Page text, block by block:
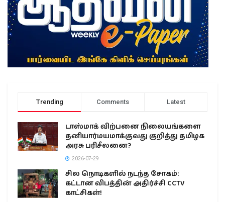
Trending Comments Latest
டாஸ்மாக் விற்பனை நிலையங்களை
தனியார்மயமாக்குவது குறித்து தமிழக
அரசு பரிசீலனை?
2026-07-29
சில நொடிகளில் நடந்த சோகம்:
கட்டான விபத்தின் அதிர்ச்சி CCTV
காட்சிகள்!